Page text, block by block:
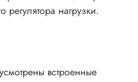
регулятора нагрузки.
встроенные